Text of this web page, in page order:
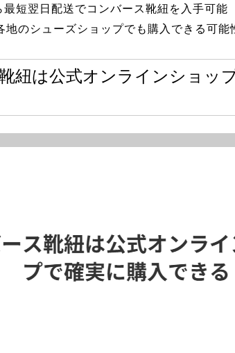
短翌日配送でコンバース靴紐を入手可能
地のシューズショップでも購入できる可能
紐は公式オンラインショッ